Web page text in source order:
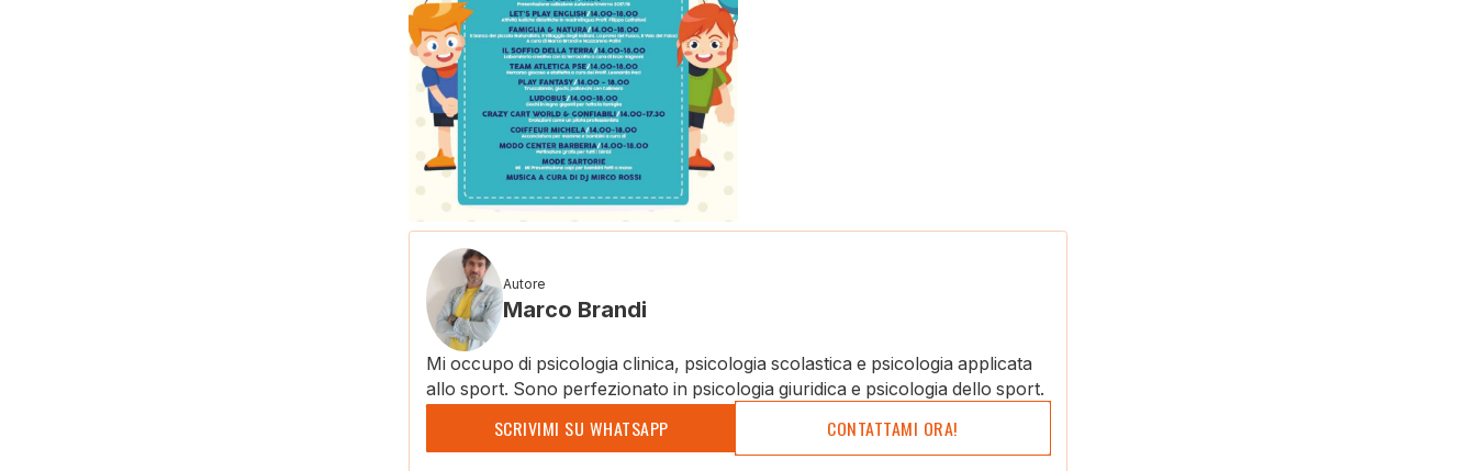
Autore
Marco Brandi
Mi occupo di psicologia clinica, psicologia scolastica e psicologia applicata
allo sport. Sono perfezionato in psicologia giuridica e psicologia dello sport.
SCRIVIMI SU WHATSAPP CONTATTAMI ORA!